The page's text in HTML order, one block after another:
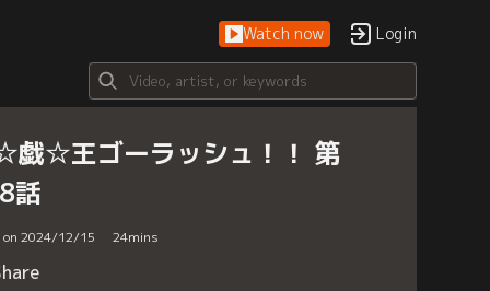
Watch now Login
戯☆王ゴーラッシュ！！ 第
話
2024/12/15 24mins